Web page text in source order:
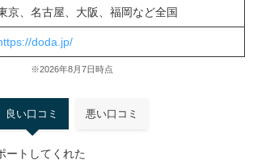
京、名古屋、大阪、福岡など全国
doda.jp/
※2026年8月7日時点
良い口コミ 悪い口コミ
ートしてくれた